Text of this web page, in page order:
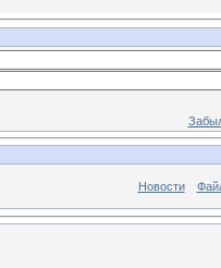
Новости